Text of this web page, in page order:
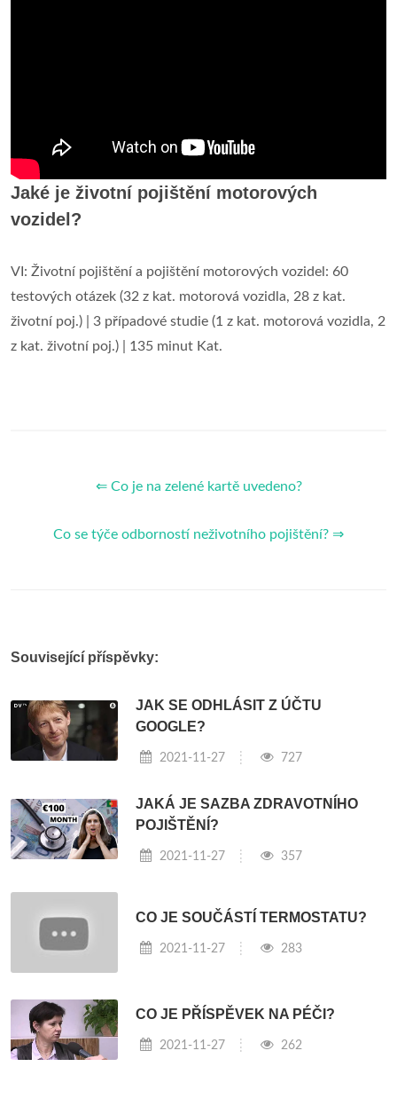
Jaké je životní pojištění motorových
vozidel?
VI: Životní pojištění a pojištění motorových vozidel: 60
testových otázek (32 z kat. motorová vozidla, 28 z kat.
životní poj.) | 3 případové studie (1 z kat. motorová vozidla, 2
z kat. životní poj.) | 135 minut Kat.
⇐ Co je na zelené kartě uvedeno?
Co se týče odborností neživotního pojištění? ⇒
Související příspěvky:
JAK SE ODHLÁSIT Z ÚČTU
GOOGLE?
2021-11-27 727
JAKÁ JE SAZBA ZDRAVOTNÍHO
POJIŠTĚNÍ?
2021-11-27 357
CO JE SOUČÁSTÍ TERMOSTATU?
2021-11-27 283
CO JE PŘÍSPĚVEK NA PÉČI?
2021-11-27 262